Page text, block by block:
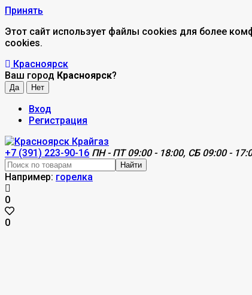
Принять
Этот сайт использует файлы cookies для более
cookies.
Красноярск
Ваш город Красноярск?
Вход
Регистрация
+7 (391) 223-90-16 ПН - ПТ 09:00 - 18:00, СБ 09:00 -
Найти
Например: горелка
0
0